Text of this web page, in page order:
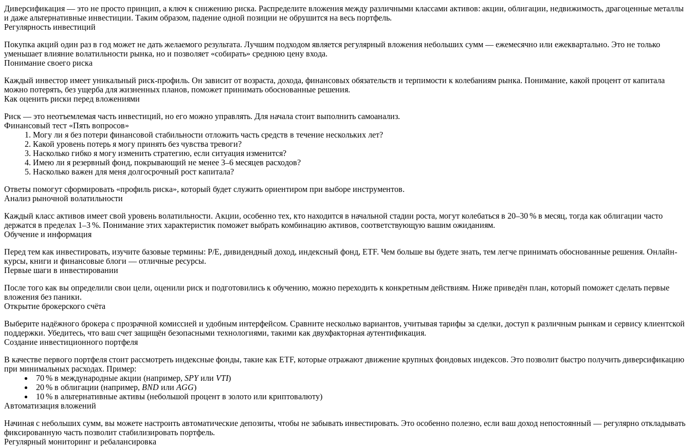
Диверсификация — это не просто принцип, а ключ к снижению риска. Распределите вложения между различными классами активов: акции, облигации, недвижимость, драгоценные металлы
и даже альтернативные инвестиции. Таким образом, падение одной позиции не обрушится на весь портфель.
Регулярность инвестиций
Покупка акций один раз в год может не дать желаемого результата. Лучшим подходом является регулярный вложения небольших сумм — ежемесячно или ежеквартально. Это не только
уменьшает влияние волатильности рынка, но и позволяет «собирать» среднюю цену входа.
Понимание своего риска
Каждый инвестор имеет уникальный риск-профиль. Он зависит от возраста, дохода, финансовых обязательств и терпимости к колебаниям рынка. Понимание, какой процент от капитала
можно потерять, без ущерба для жизненных планов, поможет принимать обоснованные решения.
Как оценить риски перед вложениями
Риск — это неотъемлемая часть инвестиций, но его можно управлять. Для начала стоит выполнить самоанализ.
Финансовый тест «Пять вопросов»
Могу ли я без потери финансовой стабильности отложить часть средств в течение нескольких лет?
Какой уровень потерь я могу принять без чувства тревоги?
Насколько гибко я могу изменить стратегию, если ситуация изменится?
Имею ли я резервный фонд, покрывающий не менее 3–6 месяцев расходов?
Насколько важен для меня долгосрочный рост капитала?
Ответы помогут сформировать «профиль риска», который будет служить ориентиром при выборе инструментов.
Анализ рыночной волатильности
Каждый класс активов имеет свой уровень волатильности. Акции, особенно тех, кто находится в начальной стадии роста, могут колебаться в 20–30 % в месяц, тогда как облигации часто
держатся в пределах 1–3 %. Понимание этих характеристик поможет выбрать комбинацию активов, соответствующую вашим ожиданиям.
Обучение и информация
Перед тем как инвестировать, изучите базовые термины: P/E, дивидендный доход, индексный фонд, ETF. Чем больше вы будете знать, тем легче принимать обоснованные решения. Онлайн-
курсы, книги и финансовые блоги — отличные ресурсы.
Первые шаги в инвестировании
После того как вы определили свои цели, оценили риск и подготовились к обучению, можно переходить к конкретным действиям. Ниже приведён план, который поможет сделать первые
вложения без паники.
Открытие брокерского счёта
Выберите надёжного брокера с прозрачной комиссией и удобным интерфейсом. Сравните несколько вариантов, учитывая тарифы за сделки, доступ к различным рынкам и сервису клиентской
поддержки. Убедитесь, что ваш счет защищён безопасными технологиями, такими как двухфакторная аутентификация.
Создание инвестиционного портфеля
В качестве первого портфеля стоит рассмотреть индексные фонды, такие как ETF, которые отражают движение крупных фондовых индексов. Это позволит быстро получить диверсификацию
при минимальных расходах. Пример:
70 % в международные акции (например, SPYили VTI)
20 % в облигации (например, BND или AGG)
10 % в альтернативные активы (небольшой процент в золото или криптовалюту)
Автоматизация вложений
Начиная с небольших сумм, вы можете настроить автоматические депозиты, чтобы не забывать инвестировать. Это особенно полезно, если ваш доход непостоянный — регулярно откладывать
фиксированную часть позволит стабилизировать портфель.
Регулярный мониторинг и ребалансировка